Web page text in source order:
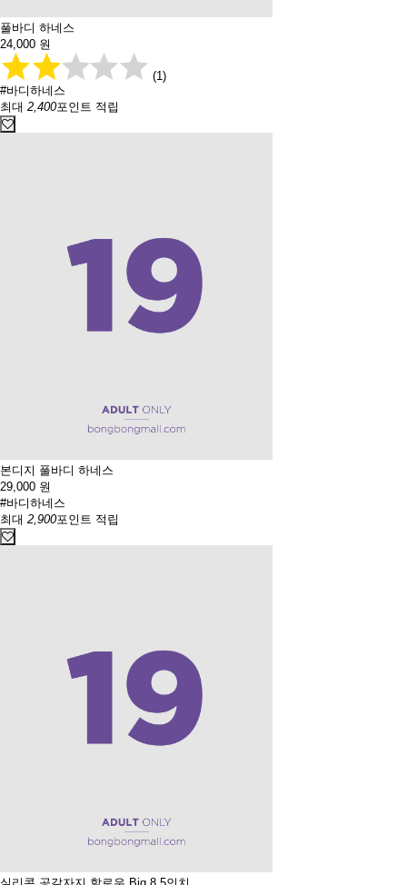
풀바디 하네스
24,000 원
(1)
#바디하네스
최대 2,400포인트 적립
본디지 풀바디 하네스
29,000 원
#바디하네스
최대 2,900포인트 적립